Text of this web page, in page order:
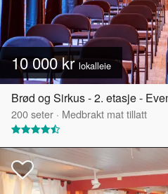
10 000 krlokalleie
Brød og Sirkus - 2. etasje -
200seter · Medbrakt mat tillatt